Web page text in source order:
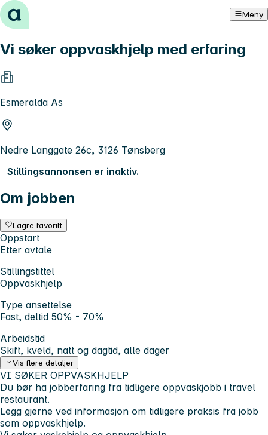
Hopp til innhold Meny
Vi søker oppvaskhjelp med erfaring
Esmeralda As
Nedre Langgate 26c, 3126 Tønsberg
Stillingsannonsen er inaktiv.
Om jobben
Lagre favoritt
Oppstart
Etter avtale
Stillingstittel
Oppvaskhjelp
Type ansettelse
Fast, deltid 50% - 70%
Arbeidstid
Skift, kveld, natt og dagtid, alle dager
Vis flere detaljer
VI SØKER OPPVASKHJELP
Du bør ha jobberfaring fra tidligere oppvaskjobb i travel
restaurant.
Legg gjerne ved informasjon om tidligere praksis fra jobb
som oppvaskhjelp.